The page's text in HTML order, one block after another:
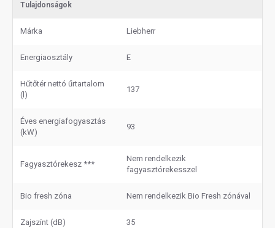
Tulajdonságok
Márka Liebherr
Energiaosztály E
Hűtőtér nettó űrtartalom
(l)
137
Éves energiafogyasztás
(kW)
93
Fagyasztórekesz ***
Nem rendelkezik
fagyasztórekesszel
Bio fresh zóna Nem rendelkezik Bio Fresh zónával
Zajszínt (dB) 35